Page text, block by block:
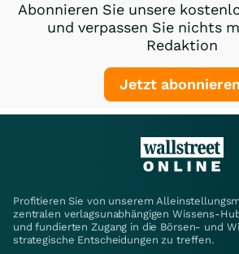
Abonnieren Sie unsere
und verpassen Sie nichts
Redaktion
Jetzt
Profitieren Sie von unserem
zentralen verlagsunabhängigen Wissens-
und fundierten Zugang in die Börsen- und
strategische Entscheidungen zu treffen.